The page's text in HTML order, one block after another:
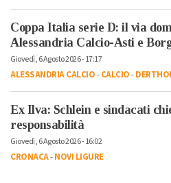
Coppa Italia serie D: il via
Alessandria Calcio-Asti e
Giovedì, 6 Agosto 2026 - 17:17
ALESSANDRIA CALCIO-CALCIO-
Ex Ilva: Schlein e sindacati
responsabilità
Giovedì, 6 Agosto 2026 - 16:02
CRONACA-NOVI LIGURE